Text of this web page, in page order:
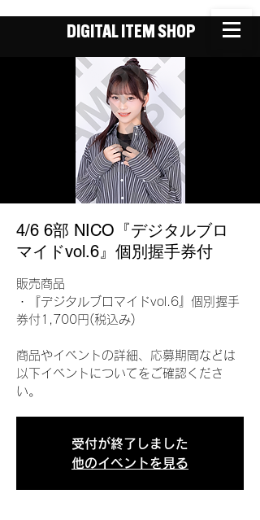
DIGITAL ITEM SHOP
4/6 6部 NICO『デジタルブロ
マイドvol.6』個別握手券付
販売商品
・『デジタルブロマイドvol.6』個別握手
券付1,700円(税込み)
商品やイベントの詳細、応募期間などは
以下イベントについてをご確認くださ
い。
受付が終了しました
他のイベントを見る